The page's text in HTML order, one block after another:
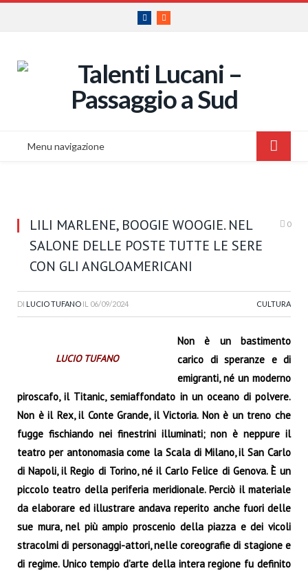
Facebook
RSS
Menu navigazione
LILI MARLENE, BOOGIE WOOGIE. NEL
SALONE DELLE POSTE TUTTE LE SERE
CON GLI ANGLOAMERICANI
0
DI LUCIO TUFANO IL 06/09/2024 CULTURA
LUCIO TUFANO
Non è un bastimento
carico di speranze e di
emigranti, né un moderno
piroscafo, il Titanic, semiaffondato in un oceano di polvere.
Non è il Rex, il Conte Grande, il Victoria. Non è un treno che
fugge fischiando nei finestrini illuminati; non è neppure il
teatro per antonomasia come la Scala di Milano, il San Carlo
di Napoli, il Regio di Torino, né il Carlo Felice di Genova. È un
piccolo teatro della periferia meridionale. Perciò il materiale
da elaborare ed illustrare andava reperito anche fuori delle
sue mura, nel più ampio proscenio della piazza e dei vicoli
stracolmi di personaggi-attori, nelle coreografie di stagione e
di regime. Unico tempio d’arte della intera regione fu definito